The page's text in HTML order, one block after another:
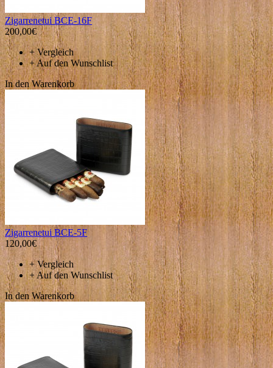
Zigarrenetui BCE-16F
200,00€
+ Vergleich
+Auf den Wunschlist
In den Warenkorb
Zigarrenetui BCE-5F
120,00€
+Vergleich
+Auf den Wunschlist
In den Warenkorb